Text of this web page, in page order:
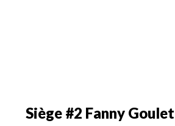
Siège #2 Fanny Goulet